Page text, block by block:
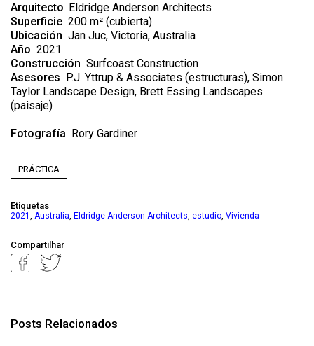
Arquitecto Eldridge Anderson Architects
Superficie 200 m² (cubierta)
Ubicación Jan Juc, Victoria, Australia
Año 2021
Construcción Surfcoast Construction
Asesores P.J. Yttrup & Associates (estructuras), Simon
Taylor Landscape Design, Brett Essing Landscapes
(paisaje)
Fotografía Rory Gardiner
PRÁCTICA
Etiquetas
2021 , Australia, Eldridge Anderson Architects, estudio, Vivienda
Compartilhar
Posts Relacionados